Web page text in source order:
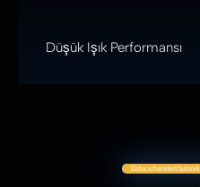
Düşük Işık Performansı
Daha az hareket